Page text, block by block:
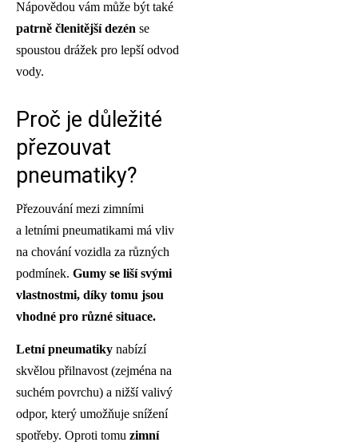
Nápovědou vám může být také
patrně členitější dezén se
spoustou drážek pro lepší odvod
vody.
Proč je důležité
přezouvat
pneumatiky?
Přezouvání mezi zimními
a letními pneumatikami má vliv
na chování vozidla za různých
podmínek. Gumy se liší svými
vlastnostmi, díky tomu jsou
vhodné pro různé situace.
Letní pneumatiky nabízí
skvělou přilnavost (zejména na
suchém povrchu) a nižší valivý
odpor, který umožňuje snížení
spotřeby. Oproti tomu zimní